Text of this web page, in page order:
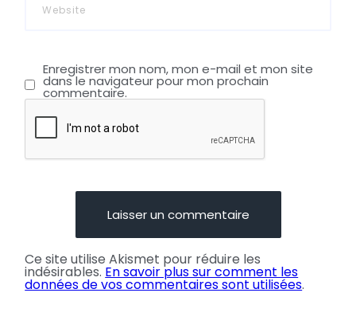
Enregistrer mon nom, mon e-mail et mon site
dans le navigateur pour mon prochain
commentaire.
Ce site utilise Akismet pour réduire les
indésirables. En savoir plus sur comment les
données de vos commentaires sont utilisées.